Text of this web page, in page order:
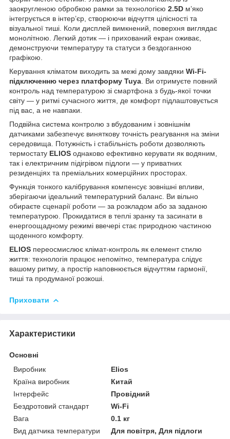
заокругленою обробкою рамки за технологією 2.5D м’яко
інтегрується в інтер’єр, створюючи відчуття цілісності та
візуальної тиші. Коли дисплей вимкнений, поверхня виглядає
монолітною. Легкий дотик — і прихований екран оживає,
демонструючи температуру та статуси з бездоганною
графікою.
Керування кліматом виходить за межі дому завдяки Wi-Fi-
підключенню через платформу Tuya . Ви отримуєте повний
контроль над температурою зі смартфона з будь-якої точки
світу — у ритмі сучасного життя, де комфорт підлаштовується
під вас, а не навпаки.
Подвійна система контролю з вбудованим і зовнішнім
датчиками забезпечує виняткову точність реагування на зміни
середовища. Потужність і стабільність роботи дозволяють
термостату ELIOS однаково ефективно керувати як водяним,
так і електричним підігрівом підлоги — у приватних
резиденціях та преміальних комерційних просторах.
Функція тонкого калібрування компенсує зовнішні впливи,
зберігаючи ідеальний температурний баланс. Ви вільно
обираєте сценарії роботи — за розкладом або за заданою
температурою. Прокидатися в теплі зранку та засинати в
енергоощадному режимі ввечері стає природною частиною
щоденного комфорту.
ELIOS переосмислює клімат-контроль як елемент стилю
життя: технологія працює непомітно, температура слідує
вашому ритму, а простір наповнюється відчуттям гармонії,
тиші та продуманої розкоші.
Приховати
Характеристики
Основні
Виробник
Elios
Країна виробник
Китай
Інтерфейс
Провідний
Бездротовий стандарт
Wi-Fi
Вага
0.1 кг
Вид датчика температури
Для повітря, Для підлоги